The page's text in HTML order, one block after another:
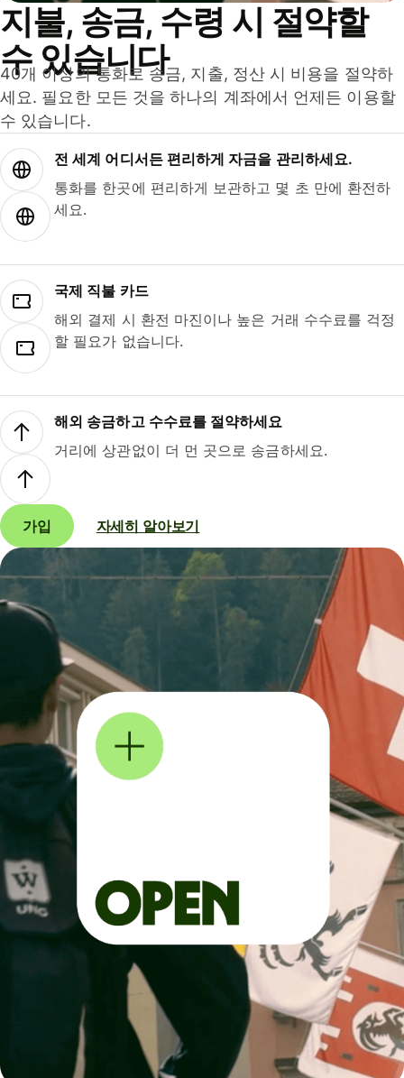
지불, 송금, 수령 시 절약할
수 있습니다
40개 이상의 통화로 송금, 지출, 정산 시 비용을 절약하
세요. 필요한 모든 것을 하나의 계좌에서 언제든 이용할
수 있습니다.
전 세계 어디서든 편리하게 자금을 관리하세요.
통화를 한곳에 편리하게 보관하고 몇 초 만에 환전하
세요.
국제 직불 카드
해외 결제 시 환전 마진이나 높은 거래 수수료를 걱정
할 필요가 없습니다.
해외 송금하고 수수료를 절약하세요
거리에 상관없이 더 먼 곳으로 송금하세요.
가입 자세히 알아보기